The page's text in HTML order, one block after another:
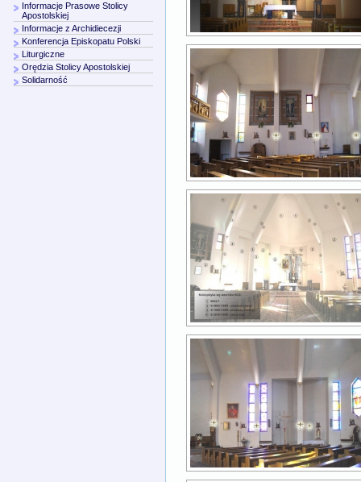
Informacje Prasowe Stolicy
Apostolskiej
Informacje z Archidiecezji
Konferencja Episkopatu Polski
Liturgiczne
Orędzia Stolicy Apostolskiej
Solidarność